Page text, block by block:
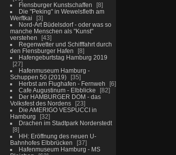
Flensburger Kunstschaffen
8
Die "Peking" in Wewelsfleth am
Werftkai
3
Nord-Art Büdelsdorf - oder was so
manche Menschen als "Kunst"
verstehen
43
Regenwetter und Schifffahrt durch
den Flensburger Hafen
8
Hafengeburtstag Hamburg 2019
27
Hafenmuseum Hamburg -
Schuppen 50 (2019)
35
Herbst am Flughafen - Fernweh
6
Cafe Augustinum - Elbblicke
82
Der HAMBURGER DOM - das
Volksfest des Nordens
23
Die AMERIGO VESPUCCI in
Hamburg
32
Drachen im Stadtpark Norderstedt
8
HH: Eröffnung des neuen U-
Bahnhofes Elbbrücken
37
Hafenmuseum Hamburg - MS